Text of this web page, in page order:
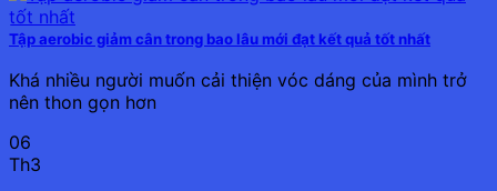
Tập aerobic giảm cân trong bao lâu mới đạt kết quả tốt nhất
Khá nhiều người muốn cải thiện vóc dáng của mình trở
nên thon gọn hơn
06
Th3